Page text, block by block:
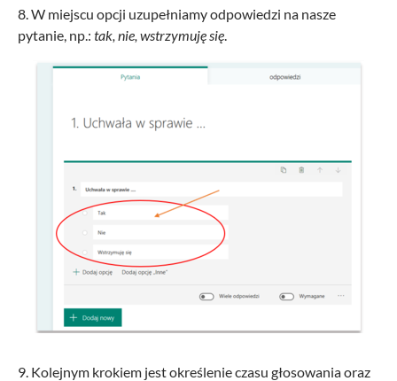
8. W miejscu opcji uzupełniamy odpowiedzi na nasze
pytanie, np.: tak, nie, wstrzymuję się.
9. Kolejnym krokiem jest określenie czasu głosowania oraz